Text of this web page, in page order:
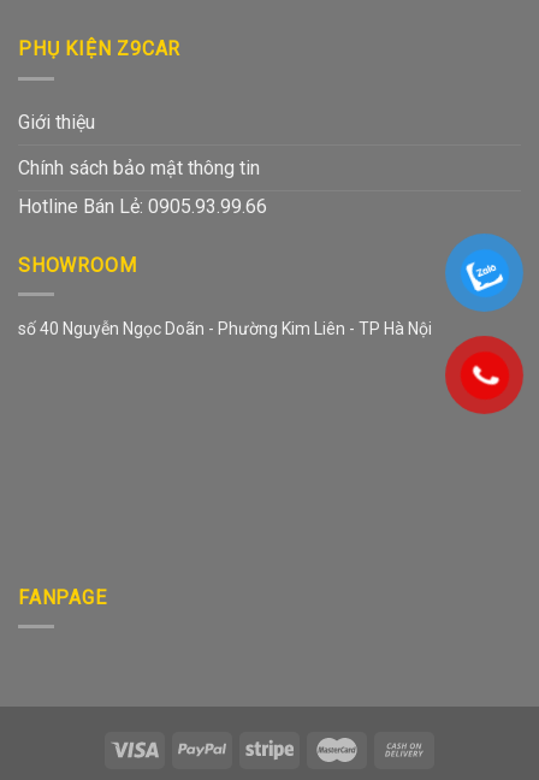
PHỤ KIỆN Z9CAR
Giới thiệu
Chính sách bảo mật thông tin
Hotline Bán Lẻ: 0905.93.99.66
SHOWROOM
số 40 Nguyễn Ngọc Doãn - Phường Kim Liên - TP Hà Nội
FANPAGE